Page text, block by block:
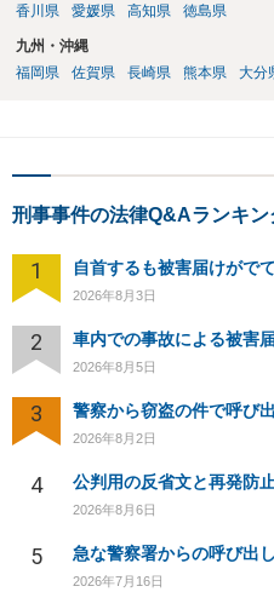
香川県
愛媛県 高知県 徳島県
九州・沖縄
福岡県
佐賀県 長崎県 熊本県 大分
刑事事件の法律Q&Aランキン
1 自首するも被害届けがで
2026年8月3日
2 車内での事故による被害
2026年8月5日
3 警察から窃盗の件で呼び
2026年8月2日
4 公判用の反省文と再発防
2026年8月6日
5 急な警察署からの呼び出し
2026年7月16日